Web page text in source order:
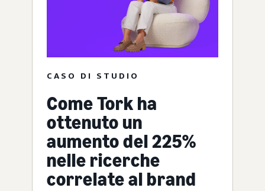
CASO DI STUDIO
Come Tork ha
ottenuto un
aumento del 225%
nelle ricerche
correlate al brand